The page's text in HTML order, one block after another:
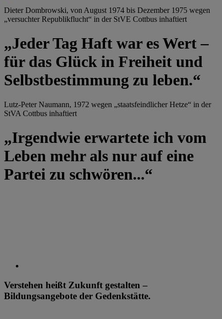
Dieter Dombrowski, von August 1974 bis Dezember 1975 wegen
„versuchter Republikflucht“ in der StVE Cottbus inhaftiert
„Jeder Tag Haft war es Wert –
für das Glück in Freiheit und
Selbstbestimmung zu leben.“
Lutz-Peter Naumann, 1972 wegen „staatsfeindlicher Hetze“ in der
StVA Cottbus inhaftiert
„Irgendwie erwartete ich vom
Leben mehr als nur auf eine
Partei zu schwören...“
Verstehen heißt Zukunft gestalten –
Bildungsangebote der Gedenkstätte.